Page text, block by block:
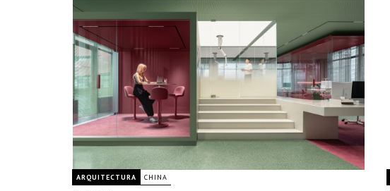
ARQUITECTURA CHINA